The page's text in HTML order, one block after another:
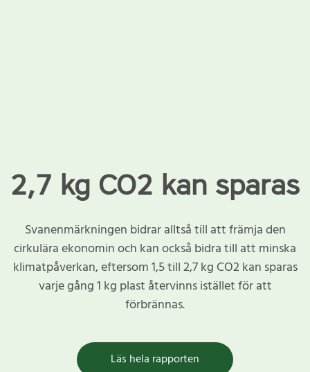
2,7 kg CO2 kan sparas
Svanenmärkningen bidrar alltså till att främja den
cirkulära ekonomin och kan också bidra till att minska
klimatpåverkan, eftersom 1,5 till 2,7 kg CO2 kan sparas
varje gång 1 kg plast återvinns istället för att
förbrännas.
Läs hela rapporten